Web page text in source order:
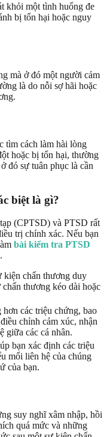
khỏi một tình huống đe
bị tổn hại hoặc nguy
mà ở đó một người cảm
là do nỗi sợ hãi hoặc
tìm cách làm hài lòng
hoặc bị tổn hại, thường
đó sự tuân phục là cần
biệt là gì?
(CPTSD) và PTSD rất
trị chính xác. Nếu bạn
bài kiểm tra PTSD
kiện chấn thương duy
thương kéo dài hoặc
các triệu chứng, bao
chỉnh cảm xúc, nhận
giữa các cá nhân.
bạn xác định các triệu
mối liên hệ của chúng
của bạn.
suy nghĩ xâm nhập, hồi
quá mức và những